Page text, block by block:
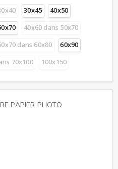
30x45
40x50
40x60 dans 50x70
dans 60x80
60x90
70x100 100x150
PAPIER PHOTO